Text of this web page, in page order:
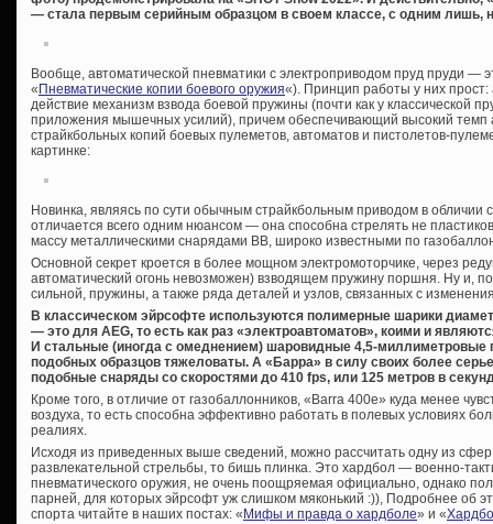
— стала первым серийным образцом в своем классе, с одним
Вообще, автоматической пневматики с электроприводом пруд пруди —
« Пневматические копии боевого оружия«). Принцип работы у них прост:
действие механизм взвода боевой пружины (почти как у классической
приложения мышечных усилий), причем обеспечивающий высокий темп
страйкбольных копий боевых пулеметов, автоматов и пистолетов-
картинке:
Новинка, являясь по сути обычным страйкбольным приводом в обличии
отличается всего одним нюансом — она способна стрелять не
массу металлическими снарядами ВВ, широко известными по
Основной секрет кроется в более мощном электромоторчике, через
автоматический огонь невозможен) взводящем пружину поршня. Ну и,
сильной, пружины, а также ряда деталей и узлов, связанных с
В классическом эйрсофте используются полимерные шарики
— это для AEG, то есть как раз «электроавтоматов», коими и
И стальные (иногда с омеднением) шаровидные 4,5-миллиметровые
подобных образцов тяжеловаты. А «Барра» в силу своих более
подобные снаряды со скоростями до 410 fps, или 125 метров в
Кроме того, в отличие от газобаллонников, «Barra 400e» куда менее
воздуха, то есть способна эффективно работать в полевых условиях
реалиях.
Исходя из приведенных выше сведений, можно рассчитать одну из
развлекательной стрельбы, то бишь плинка. Это хардбол — военно-
пневматического оружия, не очень поощряемая официально, однако
парней, для которых эйрсофт уж слишком мяконький :)), Подробнее об
спорта читайте в наших постах: « Мифы и правда о хардболе» и «